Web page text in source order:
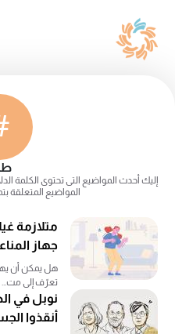
إليك أحدث المواضيع التى تحتوى الكلمة
المواضيع المتعلقة
متلازمة
جهاز
هل يمكن أن
تعرّف إلى مت...
أنقذوا